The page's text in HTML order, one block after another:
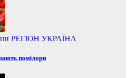
РЕГІОН УКРАЇНА
помідори